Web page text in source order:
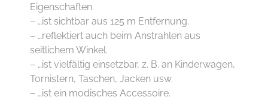
Eigenschaften.
– …ist sichtbar aus 125 m Entfernung.
– …reflektiert auch beim Anstrahlen aus
seitlichem Winkel.
– …ist vielfältig einsetzbar, z. B. an Kinderwagen,
Tornistern, Taschen, Jacken usw.
– …ist ein modisches Accessoire.